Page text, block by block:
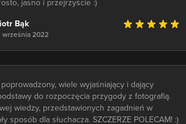
jasno i przejrzyście :)
Bąk
września 2022
wiele wyjaśniający i dający
do rozpoczęcia przygody z fotografią.
wiedzy, przedstawionych zagadnień w
sposób dla słuchacza. SZCZERZE POLECAM! :)